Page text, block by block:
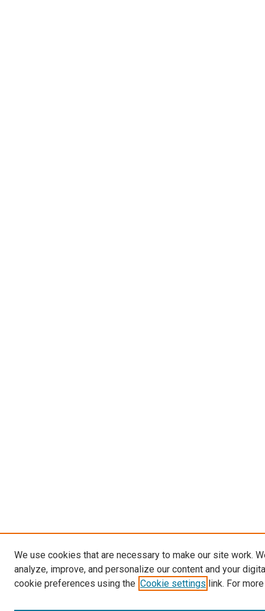
We use cookies that are necessary to make our site work.
analyze, improve, and personalize our content and your
cookie preferences using the Cookie settings link. For